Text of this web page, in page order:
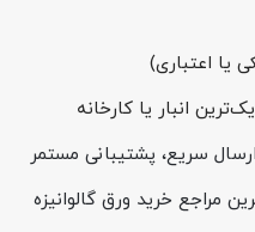
یا اعتباری)
انبار یا کارخانه
سریع، پشتیبانی مستمر
مراجع خرید ورق گالوانیزه